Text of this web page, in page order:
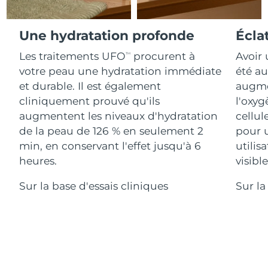
Une hydratation profonde
Les traitements UFOTM
procurent à
votre peau une hydratation immédiate
et durable. Il est également
cliniquement prouvé qu'ils
augmentent les niveaux d'hydratation
de la peau de 126 % en seulement 2
min, en conservant l'effet jusqu'à 6
heures.
Sur la base d'essais cliniques
Avoir
été
pour
Sur
For healthy hair
18% PAP
Cosmétiques Hommes
Acheter tout
FOREO APP
À PROPROS
Israël Livraison estimée
Italie Livraison estimée 10/08/2026
Japon Livraison estimée13/08/2026
Jersey Livraison estimée 15/08/2026
Kazakhstan Livraison estimée 12/08/2026
Koweït Livraison estimée 10/08/2026
Lettonie Livraison estimée 10/08/2026